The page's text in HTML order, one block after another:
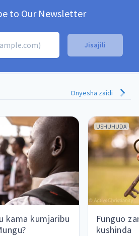
to Our Newsletter
Onyesha zaidi
kama kumjaribu
USHUHUDA
Funguo
kushinda